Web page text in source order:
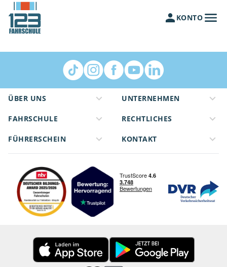
KONTO
ÜBER UNS
FAHRSCHULE
FÜHRERSCHEIN
UNTERNEHMEN
RECHTLICHES
KONTAKT